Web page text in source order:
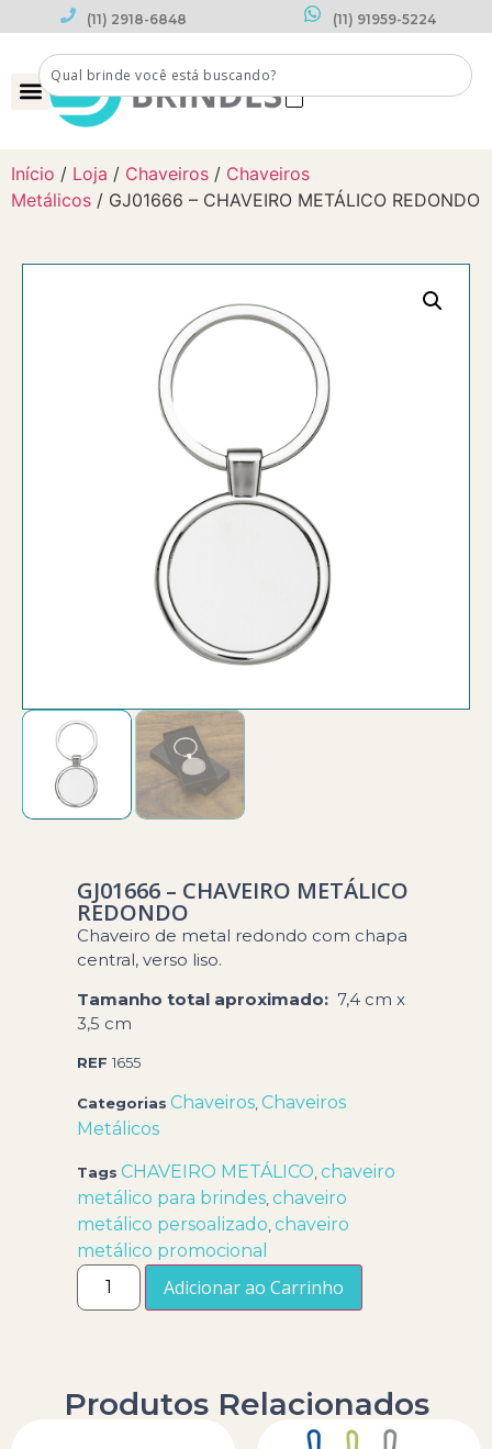
(11) 2918-6848 (11) 91959-5224
Início / Loja / Chaveiros / Chaveiros
Metálicos / GJ01666 – CHAVEIRO METÁLICO REDONDO
GJ01666 – CHAVEIRO METÁLICO
REDONDO
Chaveiro de metal redondo com chapa
central, verso liso.
Tamanho total aproximado: 7,4 cm x
3,5 cm
REF1655
Categorias Chaveiros ,Chaveiros
Metálicos
Tags CHAVEIRO METÁLICO ,chaveiro
metálico para brindes ,chaveiro
metálico persoalizado ,chaveiro
metálico promocional
Adicionar ao Carrinho
Produtos Relacionados